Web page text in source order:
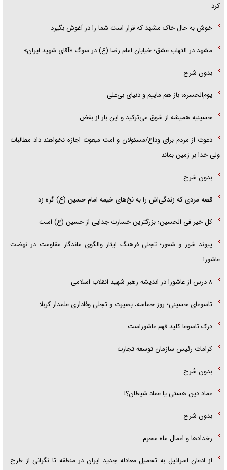
کرد
خوش به حال خاک مشهد که قرار است شما را در آغوش بگیرد
مشهد در التهاب عشق؛ خیابان امام رضا (ع) در سوگِ «آقای شهید ایران»
بدون شرح
یوم‌الحسرة؛ باز هم ماییم و دنیای بی‌علی
حسینیه همیشه از شوق می‌ترکید و این بار از بغض
دعوت از مردم برای وداع/مسئولان و امت مبعوث اجازه نخواهند داد مطالبات
ولی خدا بر زمین بماند
بدون شرح
قصه مردی که زندگی‌اش را به نخ‌های خیمه امام حسین (ع) گره زد
کل خیر فی الحسین؛ بزرگترین خسارت جدایی از حسین (ع) است
پیوند شور و شعور؛ تجلی فرهنگ ایثار والگوی ماندگار مقاومت در نهضت
عاشورا
۸ درس از عاشورا در اندیشه رهبر شهید انقلاب اسلامی
تاسوعای حسینی؛ روز حماسه، بصیرت و تجلی وفاداری علمدار کربلا
درک تاسوعا کلید فهم عاشوراست
کرامات رئیس سازمان توسعه تجارت
بدون شرح
عماد دین هستی یا عماد شیطان؟!
بدون شرح
رخداد‌ها و اعمال ماه محرم
از اذعان اسرائیل به تحمیل معادله جدید ایران در منطقه تا نگرانی از طرح